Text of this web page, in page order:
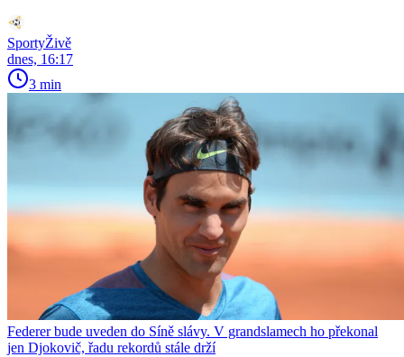
SportyŽivě
dnes, 16:17
3 min
Federer bude uveden do Síně slávy. V grandslamech ho překonal
jen Djokovič, řadu rekordů stále drží